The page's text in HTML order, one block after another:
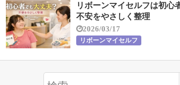
リボーンマイセルフは初心
不安をやさしく整理
2026/03/17
リボーンマイセルフ